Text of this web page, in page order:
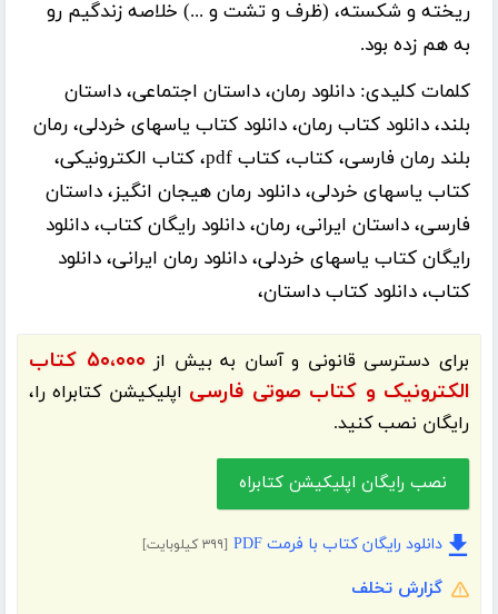
ریخته و شکسته، (ظرف و تشت و ...) خلاصه زندگیم رو
به هم زده بود.
کلمات کلیدی: دانلود رمان، داستان اجتماعی، داستان
بلند، دانلود کتاب رمان، دانلود کتاب یاسهای خردلی، رمان
بلند رمان فارسی، کتاب، کتاب pdf، کتاب الکترونیکی،
کتاب یاسهای خردلی، دانلود رمان هیجان انگیز، داستان
فارسی، داستان ایرانی، رمان، دانلود رایگان کتاب، دانلود
رایگان کتاب یاسهای خردلی، دانلود رمان ایرانی، دانلود
کتاب، دانلود کتاب داستان،
برای دسترسی قانونی و آسان به بیش از
۵۰،۰۰۰ کتاب
الکترونیک و کتاب صوتی فارسی اپلیکیشنکتابراهرا،
رایگان نصب کنید.
نصب رایگان اپلیکیشن کتابراه
دانلود رایگان کتاب با فرمت PDF [۳۹۹ کیلوبایت]
گزارش تخلف